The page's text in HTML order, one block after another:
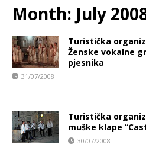
Month: July
Turistička
Ženske vokalne
pjesnika
31/07/2008
Turistička
muške klape
30/07/2008